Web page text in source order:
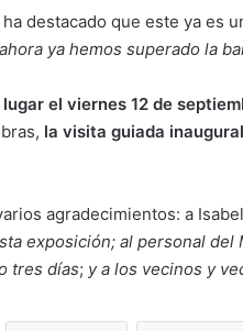
destacado que este ya es
ya hemos superado la
el viernes 12 de
la visita guiada
agradecimientos: a
exposición; al personal del
tres días; y a los vecinos y